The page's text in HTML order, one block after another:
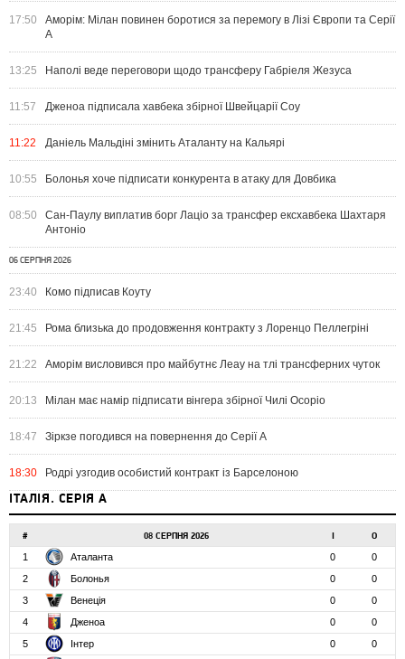
17:50
Аморім: Мілан повинен боротися за перемогу в Лізі Європи та Серії
А
13:25 Наполі веде переговори щодо трансферу Габріеля Жезуса
11:57 Дженоа підписала хавбека збірної Швейцарії Соу
11:22 Даніель Мальдіні змінить Аталанту на Кальярі
10:55 Болонья хоче підписати конкурента в атаку для Довбика
08:50
Сан-Паулу виплатив борг Лаціо за трансфер ексхавбека Шахтаря
Антоніо
06 СЕРПНЯ 2026
23:40 Комо підписав Коуту
21:45 Рома близька до продовження контракту з Лоренцо Пеллегріні
21:22 Аморім висловився про майбутнє Леау на тлі трансферних чуток
20:13 Мілан має намір підписати вінгера збірної Чилі Осоріо
18:47 Зіркзе погодився на повернення до Серії А
18:30 Родрі узгодив особистий контракт із Барселоною
ІТАЛІЯ. СЕРІЯ А
# 08 СЕРПНЯ 2026 О
1 Аталанта 0
0
2
Болонья 0
0
3
Венеція 0
0
4
Дженоа 0
0
5
Інтер 0
0